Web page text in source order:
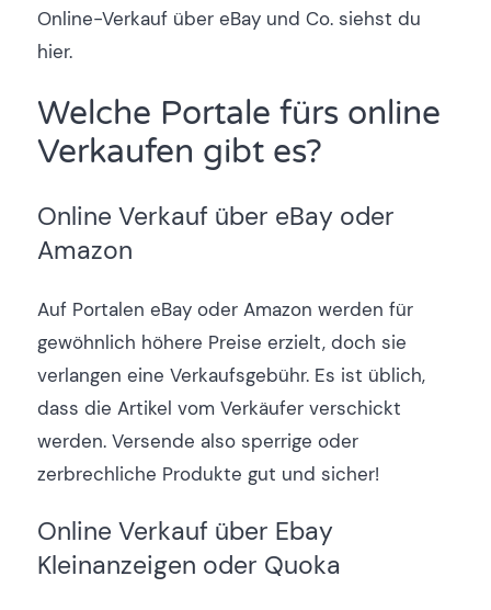
Online-Verkauf über eBay und Co. siehst du
hier.
Welche Portale fürs online
Verkaufen gibt es?
Online Verkauf über eBay oder
Amazon
Auf Portalen eBay oder Amazon werden für
gewöhnlich höhere Preise erzielt, doch sie
verlangen eine Verkaufsgebühr. Es ist üblich,
dass die Artikel vom Verkäufer verschickt
werden. Versende also sperrige oder
zerbrechliche Produkte gut und sicher!
Online Verkauf über Ebay
Kleinanzeigen oder Quoka